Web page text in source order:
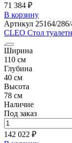
71 384 ₽
В корзину
Артикул 25164/
CLEO Стол
Ширина
110 см
Глубина
40 см
Высота
78 см
Наличие
Под заказ
142 022 ₽